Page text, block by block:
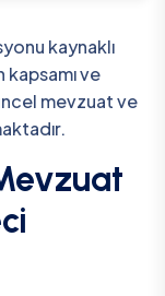
kaynaklı
ve
mevzuat ve